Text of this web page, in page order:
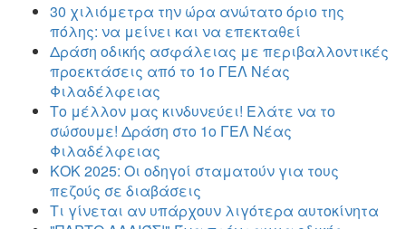
30 χιλιόμετρα την ώρα ανώτατο όριο της
πόλης: να μείνει και να επεκταθεί
Δράση οδικής ασφάλειας με περιβαλλοντικές
προεκτάσεις από το 1ο ΓΕΛ Νέας
Φιλαδέλφειας
Το μέλλον μας κινδυνεύει! Ελάτε να το
σώσουμε! Δράση στο 1ο ΓΕΛ Νέας
Φιλαδέλφειας
ΚΟΚ 2025: Οι οδηγοί σταματούν για τους
πεζούς σε διαβάσεις
Τι γίνεται αν υπάρχουν λιγότερα αυτοκίνητα